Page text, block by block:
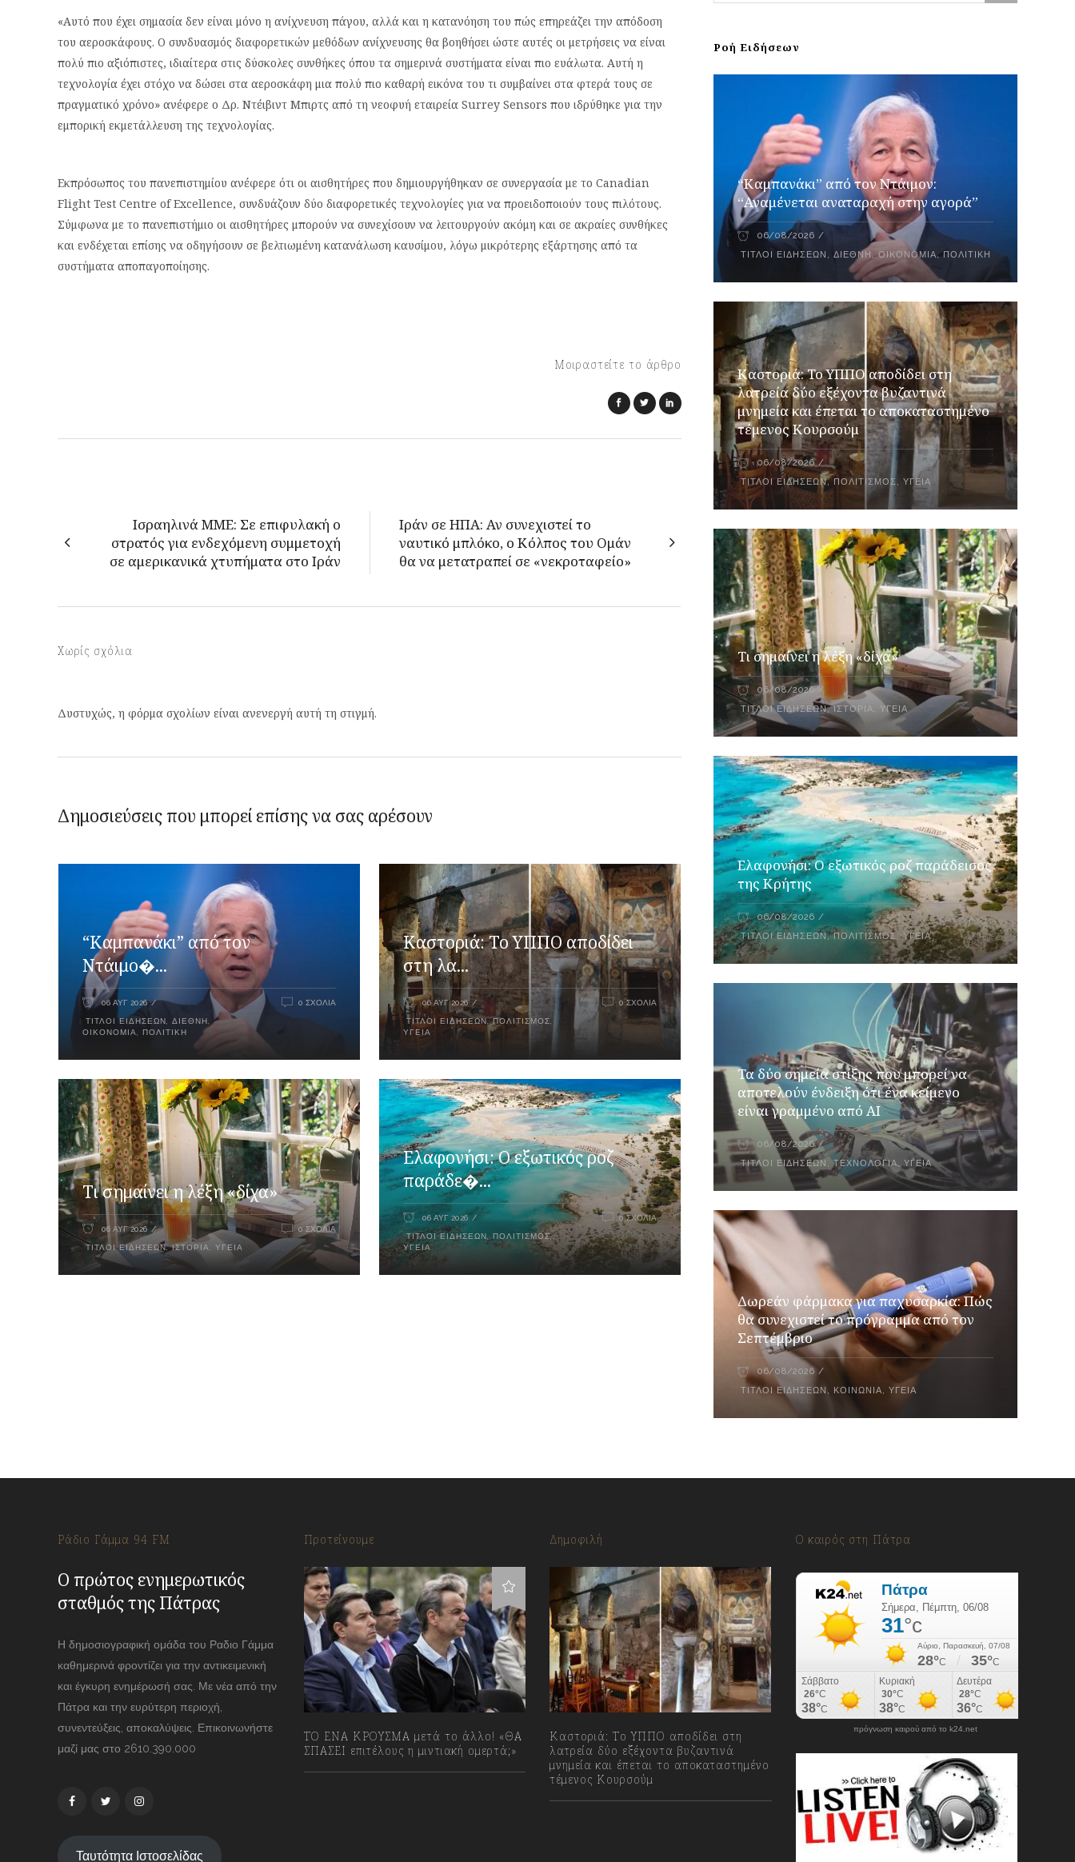
«Αυτό που έχει σημασία δεν είναι μόνο η ανίχνευση πάγου, αλλά και η κατανόηση του πώς επηρεάζει την απόδοση
του αεροσκάφους. Ο συνδυασμός διαφορετικών μεθόδων ανίχνευσης θα βοηθήσει ώστε αυτές οι μετρήσεις να είναι
πολύ πιο αξιόπιστες, ιδιαίτερα στις δύσκολες συνθήκες όπου τα σημερινά συστήματα είναι πιο ευάλωτα. Αυτή η
τεχνολογία έχει στόχο να δώσει στα αεροσκάφη μια πολύ πιο καθαρή εικόνα του τι συμβαίνει στα φτερά τους σε
πραγματικό χρόνο» ανέφερε ο Δρ. Ντέιβιντ Μπιρτς από τη νεοφυή εταιρεία Surrey Sensors που ιδρύθηκε για την
εμπορική εκμετάλλευση της τεχνολογίας.
Εκπρόσωπος του πανεπιστημίου ανέφερε ότι οι αισθητήρες που δημιουργήθηκαν σε συνεργασία με το Canadian
Flight Test Centre of Excellence, συνδυάζουν δύο διαφορετικές τεχνολογίες για να προειδοποιούν τους πιλότους.
Σύμφωνα με το πανεπιστήμιο οι αισθητήρες μπορούν να συνεχίσουν να λειτουργούν ακόμη και σε ακραίες συνθήκες
και ενδέχεται επίσης να οδηγήσουν σε βελτιωμένη κατανάλωση καυσίμου, λόγω μικρότερης εξάρτησης από τα
συστήματα αποπαγοποίησης.
Μοιραστείτε το άρθρο
Ισραηλινά ΜΜΕ: Σε επιφυλακή ο
στρατός για ενδεχόμενη συμμετοχή
σε αμερικανικά χτυπήματα στο Ιράν
Ιράν σε ΗΠΑ: Αν συνεχιστεί το
ναυτικό μπλόκο, ο Κόλπος του Ομάν
θα να μετατραπεί σε «νεκροταφείο»
Χωρίς σχόλια
Δυστυχώς, η φόρμα σχολίων είναι ανενεργή αυτή τη στιγμή.
Δημοσιεύσεις που μπορεί επίσης να σας αρέσουν
“Καμπανάκι” από τον
Ντάιμο�...
06 ΑΥΓ 2026
ΤΊΤΛΟΙ ΕΙΔΉΣΕΩΝ ΔΙΕΘΝΉ
ΟΙΚΟΝΟΜΊΑ
ΠΟΛΙΤΙΚΉ
0 ΣΧΌΛΙΑ
Καστοριά: Το ΥΠΠΟ αποδίδει
στη λα...
06 ΑΥΓ 2026
ΤΊΤΛΟΙ ΕΙΔΉΣΕΩΝ,ΠΟΛΙΤΙΣΜΌΣ
ΥΓΕΊΑ
0 ΣΧΌΛΙΑ
Τι σημαίνει η λέξη «δίχα»
06 ΑΥΓ 2026
ΤΊΤΛΟΙ ΕΙΔΉΣΕΩΝ,ΙΣΤΟΡΊΑ ΥΓΕΊΑ
0 ΣΧΌΛΙΑ
Ελαφονήσι: Ο εξωτικός ροζ
παράδε�...
06 ΑΥΓ 2026
ΤΊΤΛΟΙ ΕΙΔΉΣΕΩΝ ,ΠΟΛΙΤΙΣΜΌΣ,
ΥΓΕΊΑ
0 ΣΧΌΛΙΑ
Ροή Ειδήσεων
“Καμπανάκι” από τον Ντάιμον:
“Αναμένεται αναταραχή στην αγορά”
06/08/2026
ΤΊΤΛΟΙ ΕΙΔΉΣΕΩΝ ,ΔΙΕΘΝΉ,ΟΙΚΟΝΟΜΊΑ,ΠΟΛΙΤΙΚΉ
Καστοριά: Το ΥΠΠΟ αποδίδει στη
λατρεία δύο εξέχοντα βυζαντινά
μνημεία και έπεται το αποκαταστημένο
τέμενος Κουρσούμ
06/08/2026
ΤΊΤΛΟΙ ΕΙΔΉΣΕΩΝ, ΠΟΛΙΤΙΣΜΌΣ,ΥΓΕΊΑ
Τι σημαίνει η λέξη «δίχα»
06/08/2026
ΤΊΤΛΟΙ ΕΙΔΉΣΕΩΝ,ΙΣΤΟΡΊΑ, ΥΓΕΊΑ
Ελαφονήσι: Ο εξωτικός ροζ παράδεισος
της Κρήτης
06/08/2026
ΤΊΤΛΟΙ ΕΙΔΉΣΕΩΝ,ΠΟΛΙΤΙΣΜΌΣ,ΥΓΕΊΑ
Τα δύο σημεία στίξης που μπορεί να
αποτελούν ένδειξη ότι ένα κείμενο
είναι γραμμένο από AI
06/08/2026
ΤΊΤΛΟΙ ΕΙΔΉΣΕΩΝ ,ΤΕΧΝΟΛΟΓΊΑ,ΥΓΕΊΑ
Δωρεάν φάρμακα για παχυσαρκία: Πώς
θα συνεχιστεί το πρόγραμμα από τον
Σεπτέμβριο
06/08/2026
ΤΊΤΛΟΙ ΕΙΔΉΣΕΩΝ , ΚΟΙΝΩΝΊΑ,ΥΓΕΊΑ
Ράδιο Γάμμα 94 FM
Ο πρώτος ενημερωτικός
σταθμός της Πάτρας
Η δημοσιογραφική ομάδα του Ραδιο Γάμμα
καθημερινά φροντίζει για την αντικειμενική
και έγκυρη ενημέρωσή σας. Με νέα από την
Πάτρα και την ευρύτερη περιοχή,
συνεντεύξεις, αποκαλύψεις. Επικοινωνήστε
μαζί μας στο 2610.390.000
Ταυτότητα Ιστοσελίδας
Προτείνουμε
ΤΟ ΕΝΑ ΚΡΟΥΣΜΑ μετά το άλλο! «ΘΑ
ΣΠΑΣΕΙ επιτέλους η μιντιακή ομερτά;»
Δημοφιλή
Καστοριά: Το ΥΠΠΟ αποδίδει στη
λατρεία δύο εξέχοντα βυζαντινά
μνημεία και έπεται το αποκαταστημένο
τέμενος Κουρσούμ
Ο καιρός στη Πάτρα
πρόγνωση καιρού από το k24.net